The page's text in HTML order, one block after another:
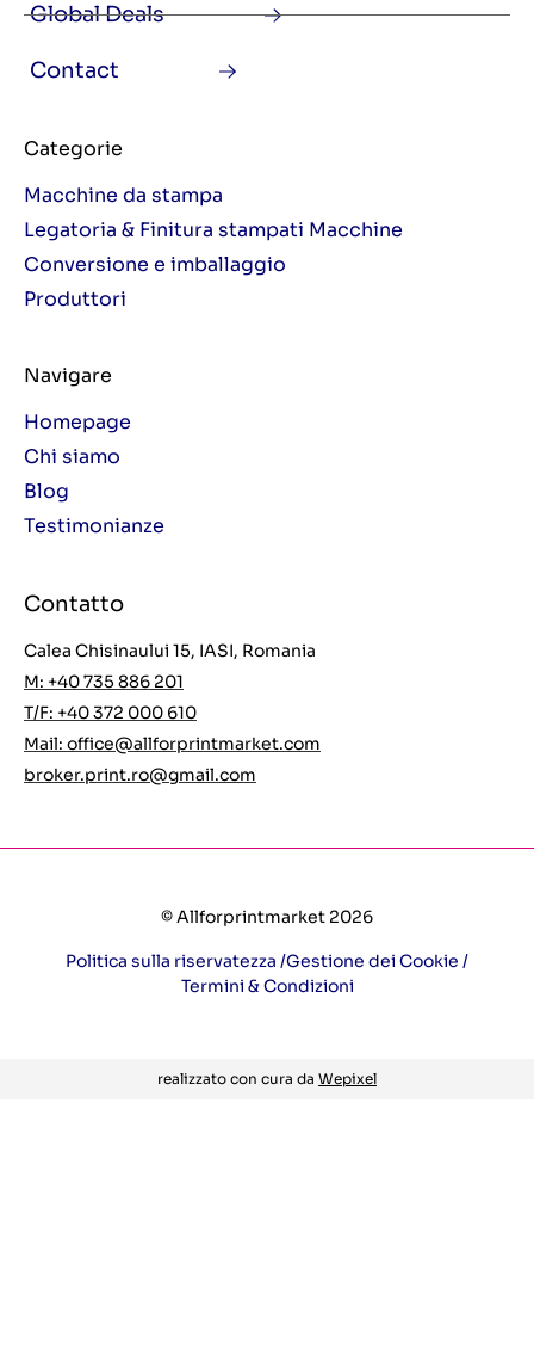
Global Deals
Contact
Categorie
Macchine da stampa
Legatoria & Finitura stampati Macchine
Conversione e imballaggio
Produttori
Navigare
Homepage
Chi siamo
Blog
Testimonianze
Contatto
Calea Chisinaului 15, IASI, Romania
M: +40 735 886 201
T/F: +40 372 000 610
Mail: office@allforprintmarket.com
broker.print.ro@gmail.com
© Allforprintmarket 2026
Politica sulla riservatezza /Gestione dei Cookie /
Termini & Condizioni
realizzato con cura da Wepixel